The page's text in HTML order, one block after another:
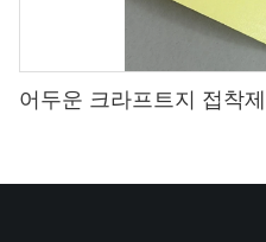
어두운 크라프트지 접착제